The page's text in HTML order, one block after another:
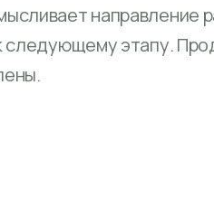
направление
следующему этапу.